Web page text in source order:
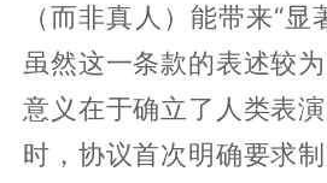
（而非真人）能带来“显
虽然这一条款的表述较
意义在于确立了人类表
时，协议首次明确要求